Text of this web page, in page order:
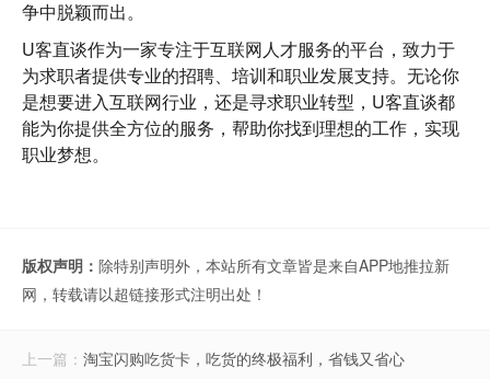
争中脱颖而出。
U客直谈作为一家专注于互联网人才服务的平台，致力于
为求职者提供专业的招聘、培训和职业发展支持。无论你
是想要进入互联网行业，还是寻求职业转型，U客直谈都
能为你提供全方位的服务，帮助你找到理想的工作，实现
职业梦想。
版权声明： 除特别声明外，本站所有文章皆是来自APP地推拉新
网，转载请以超链接形式注明出处！
上一篇： 淘宝闪购吃货卡，吃货的终极福利，省钱又省心